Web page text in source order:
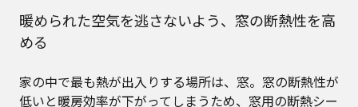
暖められた空気を逃さないよう、窓の断熱性を高
める
家の中で最も熱が出入りする場所は、窓。窓の断熱性が
低いと暖房効率が下がってしまうため、窓用の断熱シー